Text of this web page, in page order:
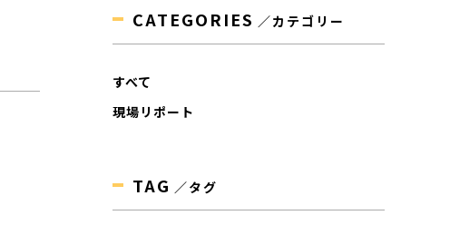
CATEGORIES ／カテゴリー
すべて
現場リポート
TAG ／タグ